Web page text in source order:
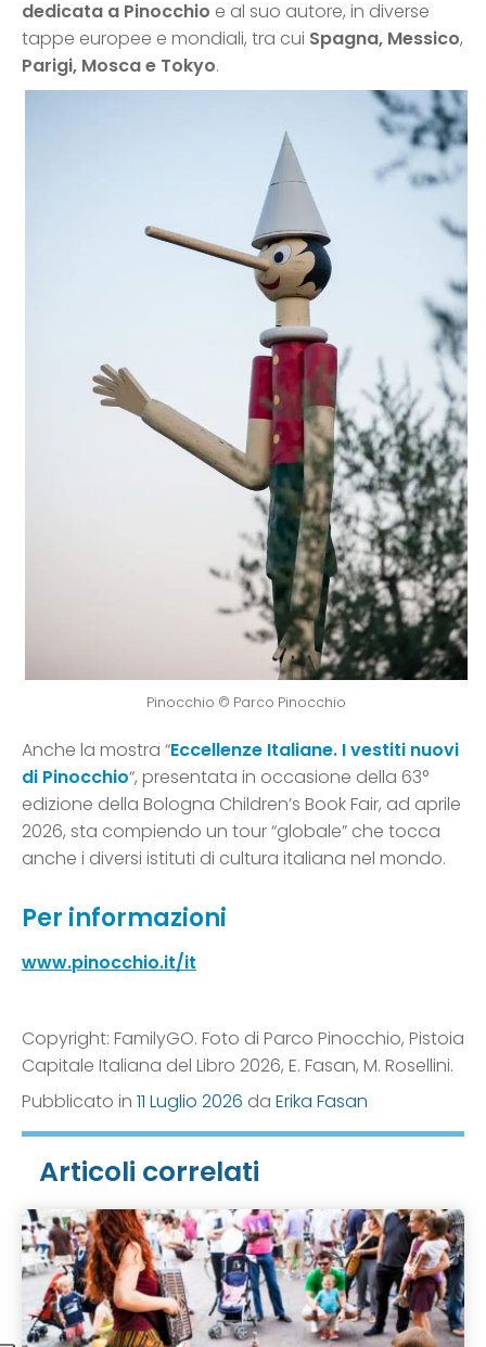
dedicata a Pinocchio e al suo autore, in diverse
tappe europee e mondiali, tra cui Spagna, Messico,
Parigi, Mosca e Tokyo.
Pinocchio © Parco Pinocchio
Anche la mostra “Eccellenze Italiane. I vestiti nuovi
di Pinocchio“, presentata in occasione della 63°
edizione della Bologna Children’s Book Fair, ad aprile
2026, sta compiendo un tour “globale” che tocca
anche i diversi istituti di cultura italiana nel mondo.
Per informazioni
www.pinocchio.it/it
Copyright: FamilyGO. Foto di Parco Pinocchio, Pistoia
Capitale Italiana del Libro 2026, E. Fasan, M. Rosellini.
Pubblicato in 11 Luglio 2026 da Erika Fasan
Articoli correlati